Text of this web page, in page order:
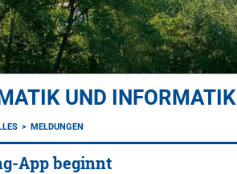
UND INFORMATIK
MELDUNGEN
App beginnt